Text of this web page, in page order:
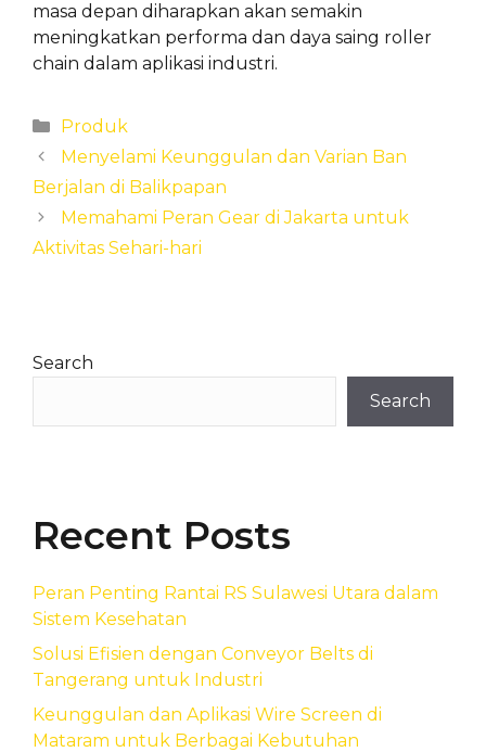
masa depan diharapkan akan semakin
meningkatkan performa dan daya saing roller
chain dalam aplikasi industri.
Categories
Produk
Menyelami Keunggulan dan Varian Ban
Berjalan di Balikpapan
Memahami Peran Gear di Jakarta untuk
Aktivitas Sehari-hari
Search
Search
Recent Posts
Peran Penting Rantai RS Sulawesi Utara dalam
Sistem Kesehatan
Solusi Efisien dengan Conveyor Belts di
Tangerang untuk Industri
Keunggulan dan Aplikasi Wire Screen di
Mataram untuk Berbagai Kebutuhan